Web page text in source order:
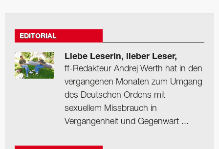
EDITORIAL
Liebe Leserin, lieber Leser,
ff-Redakteur Andrej Werth hat in den
vergangenen Monaten zum Umgang
des Deutschen Ordens mit
sexuellem Missbrauch in
Vergangenheit und Gegenwart ...